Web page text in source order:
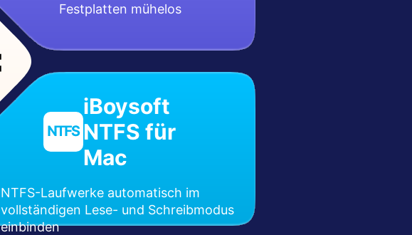
Festplatten mühelos
iBoysoft
NTFS für
Mac
NTFS-Laufwerke automatisch im
vollständigen Lese- und Schreibmodus
einbinden